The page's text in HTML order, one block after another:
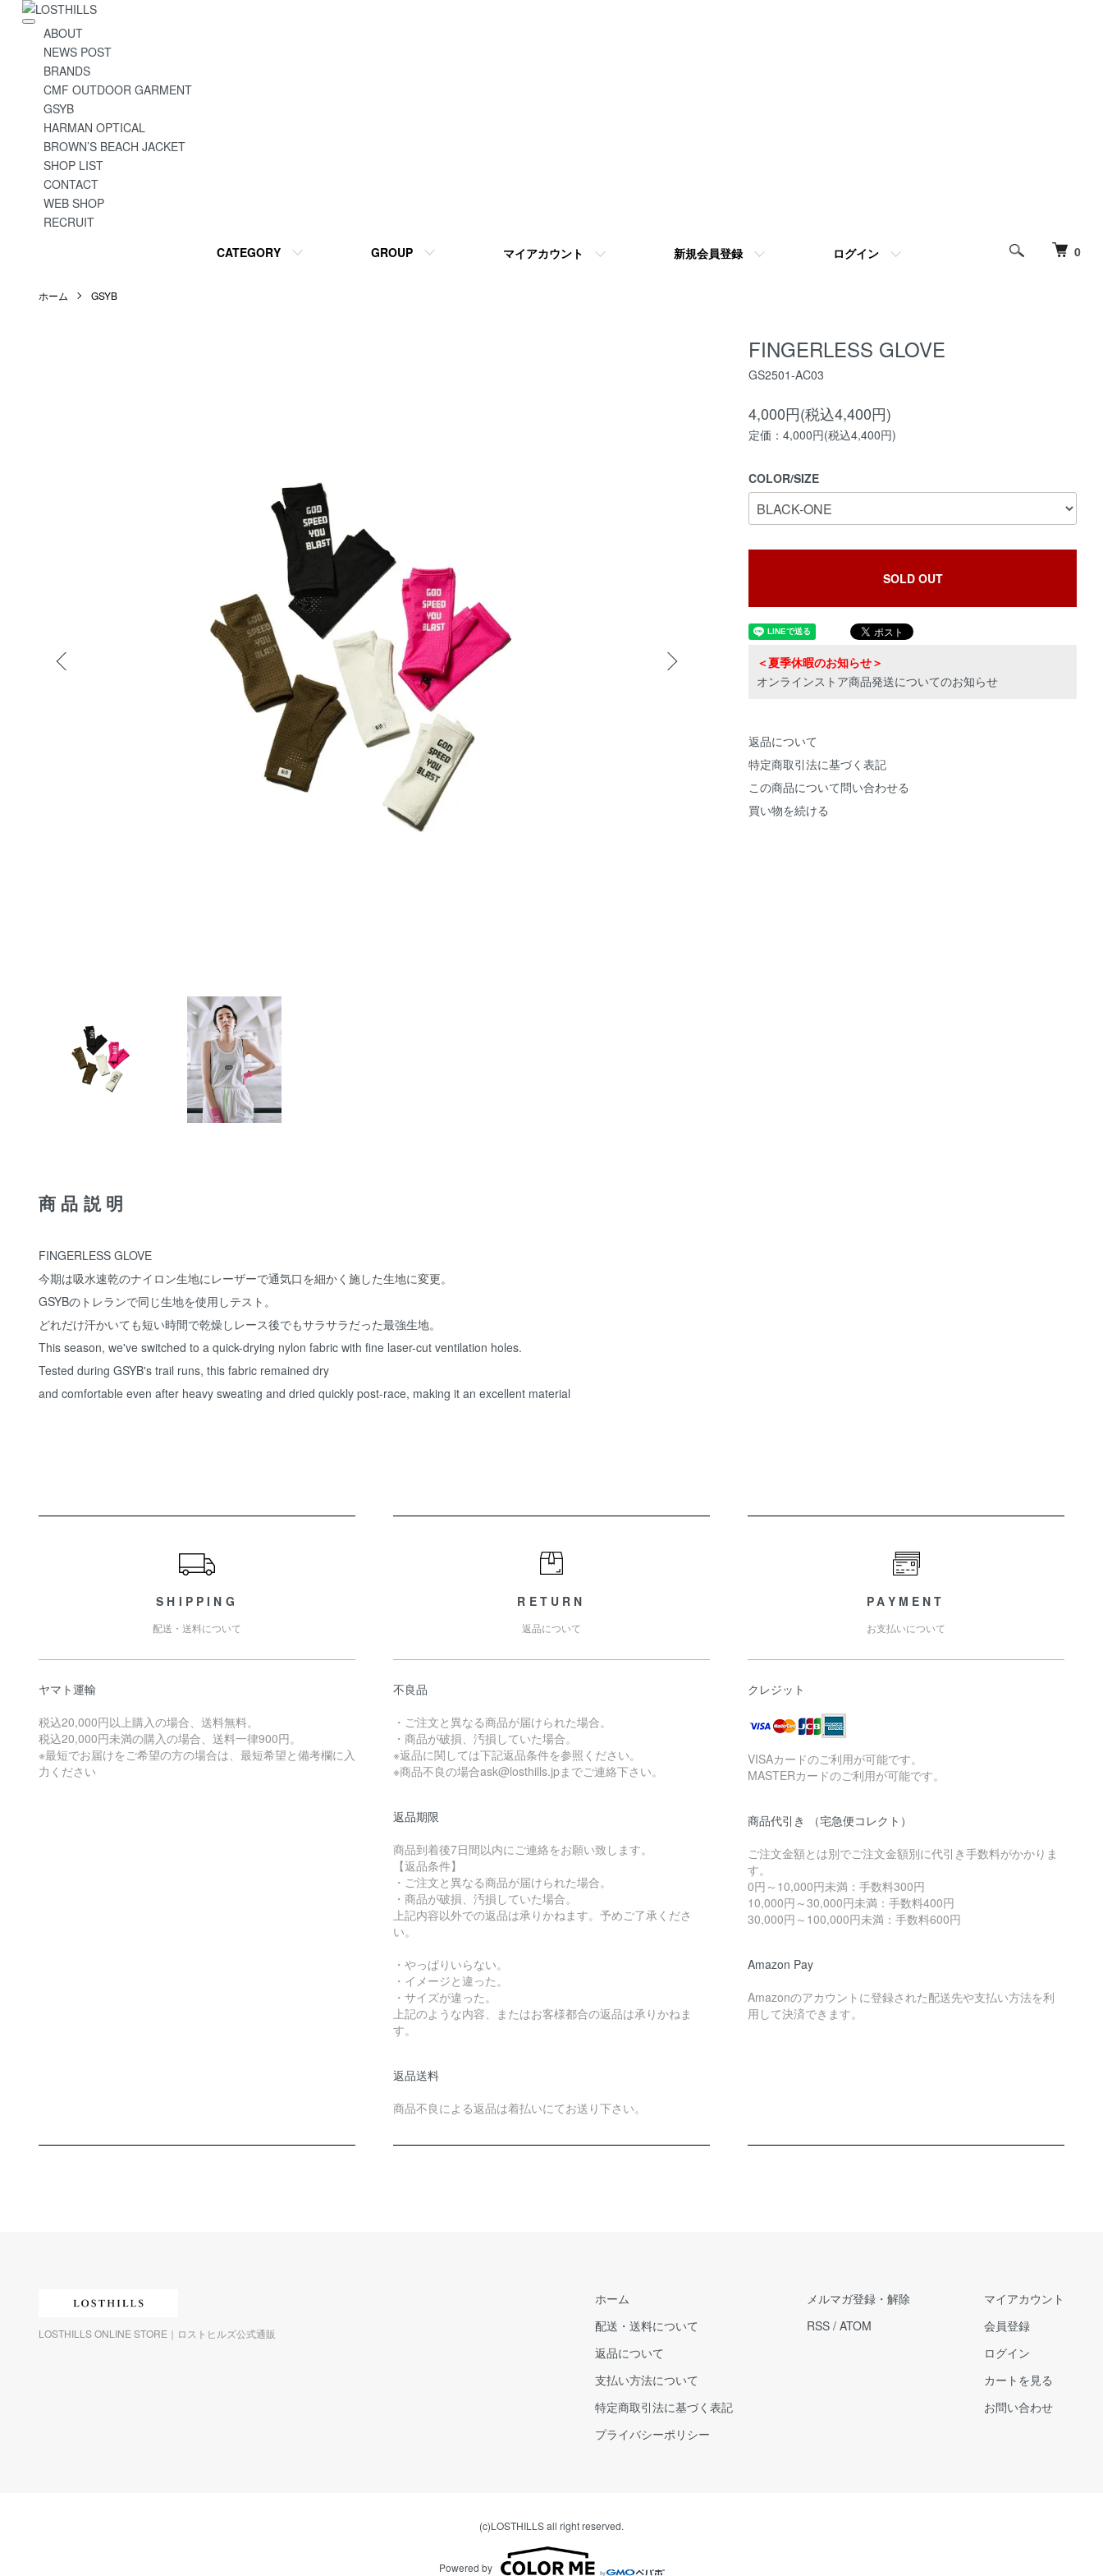
ABOUT
NEWS POST
BRANDS
CMF OUTDOOR GARMENT
GSYB
HARMAN OPTICAL
BROWN’S BEACH JACKET
SHOP LIST
CONTACT
WEB SHOP
RECRUIT
0
CATEGORY GROUP マイアカウント 新規会員登録 ログイン
ホーム GSYB
FINGERLESS GLOVE
GS2501-AC03
4,000円(税込4,400円)
定価：4,000円(税込4,400円)
COLOR/SIZE
SOLD OUT
＜夏季休暇のお知らせ＞
オンラインストア商品発送についてのお知らせ
返品について
特定商取引法に基づく表記
この商品について問い合わせる
買い物を続ける
商品説明
FINGERLESS GLOVE
今期は吸水速乾のナイロン生地にレーザーで通気口を細かく施した生地に変更。
GSYBのトレランで同じ生地を使用しテスト。
どれだけ汗かいても短い時間で乾燥しレース後でもサラサラだった最強生地。
This season, we've switched to a quick-drying nylon fabric with fine laser-cut ventilation holes.
Tested during GSYB's trail runs, this fabric remained dry
and comfortable even after heavy sweating and dried quickly post-race, making it an excellent material
SHIPPING
配送・送料について
ヤマト運輸
税込20,000円以上購入の場合、送料無料。
税込20,000円未満の購入の場合、送料一律900円。
※最短でお届けをご希望の方の場合は、最短希望と備考欄に入
力ください
RETURN
返品について
不良品
・ご注文と異なる商品が届けられた場合。
・商品が破損、汚損していた場合。
※返品に関しては下記返品条件を参照ください。
※商品不良の場合ask@losthills.jpまでご連絡下さい。
返品期限
商品到着後7日間以内にご連絡をお願い致します。
【返品条件】
・ご注文と異なる商品が届けられた場合。
・商品が破損、汚損していた場合。
上記内容以外での返品は承りかねます。予めご了承くださ
い。
・やっぱりいらない。
・イメージと違った。
・サイズが違った。
上記のような内容、またはお客様都合の返品は承りかねま
す。
返品送料
商品不良による返品は着払いにてお送り下さい。
PAYMENT
お支払いについて
クレジット
VISAカードのご利用が可能です。
MASTERカードのご利用が可能です。
商品代引き （宅急便コレクト）
ご注文金額とは別でご注文金額別に代引き手数料がかかりま
す。
0円～10,000円未満：手数料300円
10,000円～30,000円未満：手数料400円
30,000円～100,000円未満：手数料600円
Amazon Pay
Amazonのアカウントに登録された配送先や支払い方法を利
用して決済できます。
LOSTHILLS ONLINE STORE｜ロストヒルズ公式通販
ホーム
配送・送料について
返品について
支払い方法について
特定商取引法に基づく表記
プライバシーポリシー
メルマガ登録・解除
RSS / ATOM
マイアカウント
会員登録
ログイン
カートを見る
お問い合わせ
(c)LOSTHILLS all right reserved.
Powered by